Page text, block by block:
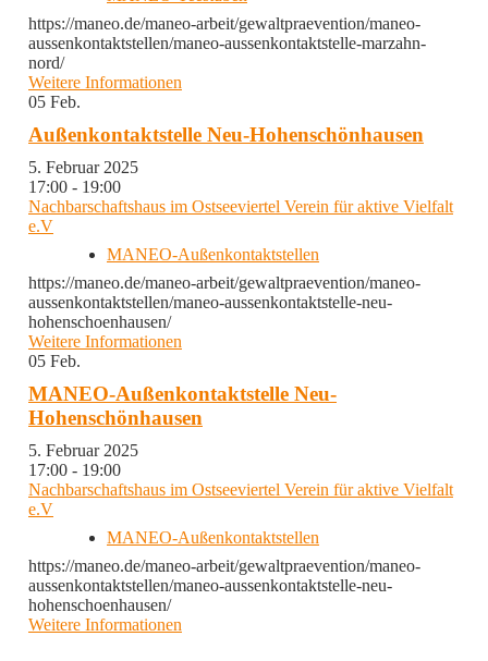
https://maneo.de/maneo-arbeit/gewaltpraevention/maneo-
aussenkontaktstellen/maneo-aussenkontaktstelle-marzahn-
nord/
Weitere Informationen
05 Feb.
Außenkontaktstelle Neu-Hohenschönhausen
5. Februar 2025
17:00 - 19:00
Nachbarschaftshaus im Ostseeviertel Verein für aktive Vielfalt
e.V
MANEO-Außenkontaktstellen
https://maneo.de/maneo-arbeit/gewaltpraevention/maneo-
aussenkontaktstellen/maneo-aussenkontaktstelle-neu-
hohenschoenhausen/
Weitere Informationen
05 Feb.
MANEO-Außenkontaktstelle Neu-
Hohenschönhausen
5. Februar 2025
17:00 - 19:00
Nachbarschaftshaus im Ostseeviertel Verein für aktive Vielfalt
e.V
MANEO-Außenkontaktstellen
https://maneo.de/maneo-arbeit/gewaltpraevention/maneo-
aussenkontaktstellen/maneo-aussenkontaktstelle-neu-
hohenschoenhausen/
Weitere Informationen